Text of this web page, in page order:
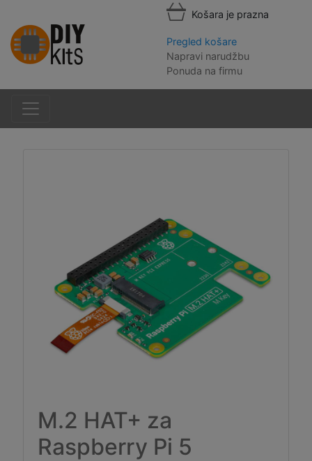
Košara je prazna
Pregled košare
Napravi narudžbu
Ponuda na firmu
M.2 HAT+ za
Raspberry Pi 5